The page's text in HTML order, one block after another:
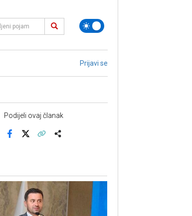
Prijavi se
Podijeli ovaj članak